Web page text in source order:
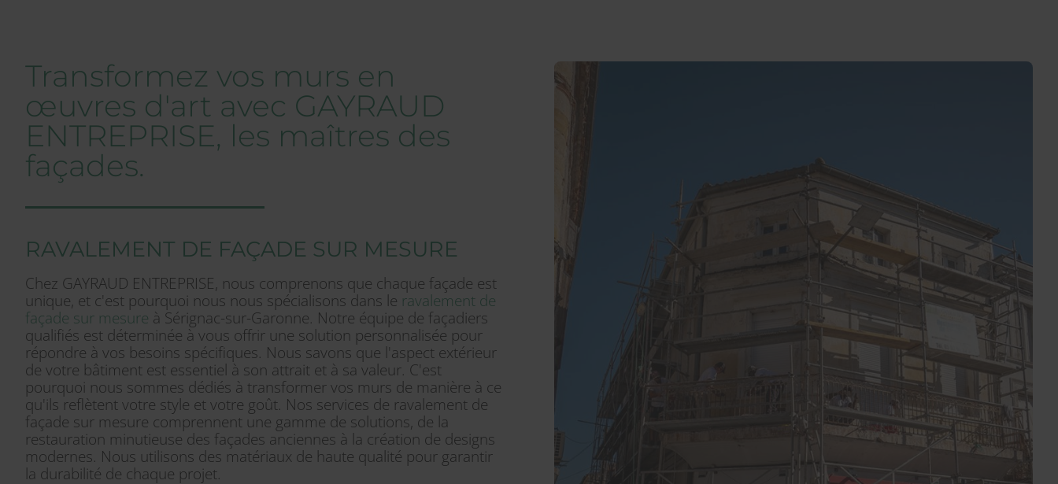
Transformez vos murs en
œuvres d'art avec GAYRAUD
ENTREPRISE, les maîtres des
façades.
RAVALEMENT DE FAÇADE SUR MESURE
Chez GAYRAUD ENTREPRISE, nous comprenons que chaque façade est
unique, et c'est pourquoi nous nous spécialisons dans le ravalement de
façade sur mesure à Sérignac-sur-Garonne. Notre équipe de façadiers
qualifiés est déterminée à vous offrir une solution personnalisée pour
répondre à vos besoins spécifiques. Nous savons que l'aspect extérieur
de votre bâtiment est essentiel à son attrait et à sa valeur. C'est
pourquoi nous sommes dédiés à transformer vos murs de manière à ce
qu'ils reflètent votre style et votre goût. Nos services de ravalement de
façade sur mesure comprennent une gamme de solutions, de la
restauration minutieuse des façades anciennes à la création de designs
modernes. Nous utilisons des matériaux de haute qualité pour garantir
la durabilité de chaque projet.